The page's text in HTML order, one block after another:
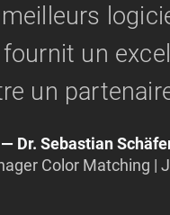
un
un
Dr. Sebastian
Color Matching |